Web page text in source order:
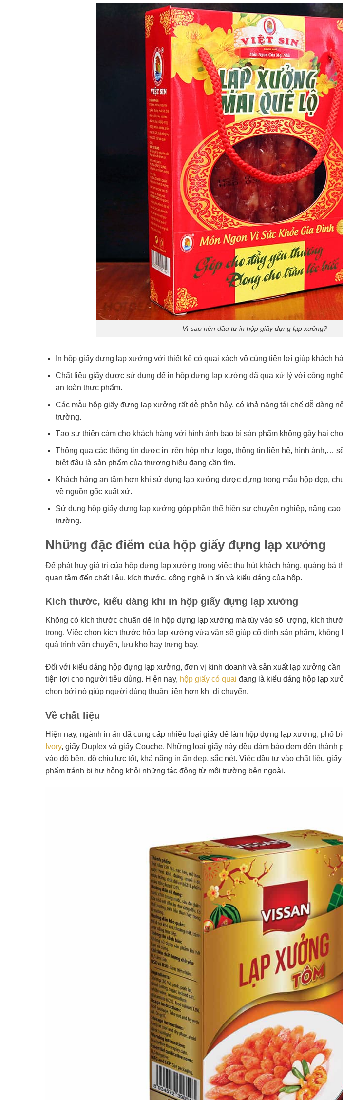
Vì sao nên đầu tư in hộp giấy đựng lạp xưởng?
In hộp giấy đựng lạp xưởng với thiết kế có quai xách vô cùng tiện lợi giúp khách
Chất liệu giấy được sử dụng để in hộp đựng lạp xưởng đã qua xử lý với công
an toàn thực phẩm.
Các mẫu hộp giấy đựng lạp xưởng rất dễ phân hủy, có khả năng tái chế dễ dàng
trường.
Tạo sự thiện cảm cho khách hàng với hình ảnh bao bì sản phẩm không gây hại
Thông qua các thông tin được in trên hộp như logo, thông tin liên hệ, hình ảnh,…
biệt đâu là sản phẩm của thương hiệu đang cần tìm.
Khách hàng an tâm hơn khi sử dụng lạp xưởng được đựng trong mẫu hộp đẹp,
về nguồn gốc xuất xứ.
Sử dụng hộp giấy đựng lạp xưởng góp phần thể hiện sự chuyên nghiệp, nâng cao
trường.
Những đặc điểm của hộp giấy đựng lạp xưởng
Để phát huy giá trị của hộp đựng lạp xưởng trong việc thu hút khách hàng, quảng bá
quan tâm đến chất liệu, kích thước, công nghệ in ấn và kiểu dáng của hộp.
Kích thước, kiểu dáng khi in hộp giấy đựng lạp xưởng
Không có kích thước chuẩn để in hộp đựng lạp xưởng mà tùy vào số lượng, kích
trong. Việc chọn kích thước hộp lạp xưởng vừa vặn sẽ giúp cố định sản phẩm, không
quá trình vận chuyển, lưu kho hay trưng bày.
Đối với kiểu dáng hộp đựng lạp xưởng, đơn vị kinh doanh và sản xuất lạp xưởng cần
tiện lợi cho người tiêu dùng. Hiện nay, hộp giấy có quai đang là kiểu dáng hộp lạp
chọn bởi nó giúp người dùng thuận tiện hơn khi di chuyển.
Về chất liệu
Hiện nay, ngành in ấn đã cung cấp nhiều loại giấy để làm hộp đựng lạp xưởng, phổ
Ivory, giấy Duplex và giấy Couche. Những loại giấy này đều đảm bảo đem đến thành
vào độ bền, độ chịu lực tốt, khả năng in ấn đẹp, sắc nét. Việc đầu tư vào chất liệu
phẩm tránh bị hư hỏng khỏi những tác động từ môi trường bên ngoài.